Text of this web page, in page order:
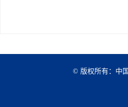
© 版权所有：中